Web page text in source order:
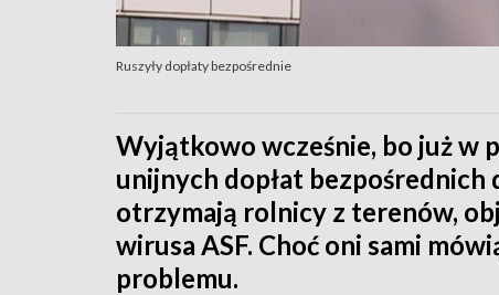
Ruszyły dopłaty bezpośrednie
Wyjątkowo wcześnie, bo już w
unijnych dopłat
otrzymają rolnicy z terenów,
wirusa ASF. Choć oni sami
problemu.